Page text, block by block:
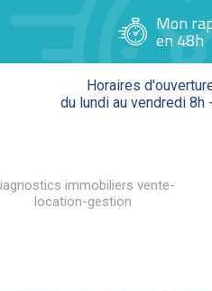
Mon
en 48h
Horaires
du lundi au vendredi 8h
immobiliers vente-
location-gestion